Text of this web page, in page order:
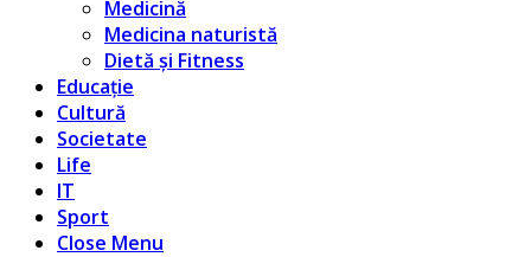
Medicină
Medicina naturistă
Dietă și Fitness
Educație
Cultură
Societate
Life
IT
Sport
Close Menu